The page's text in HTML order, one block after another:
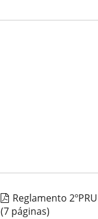
Reglamento
(7 páginas)